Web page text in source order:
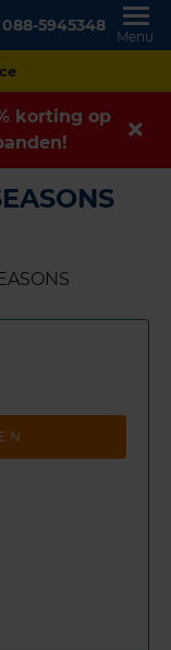
088-5945348
Menu
korting op